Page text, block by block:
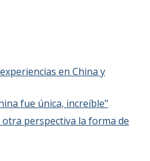
en China y
fue única, increíble"
perspectiva la forma de